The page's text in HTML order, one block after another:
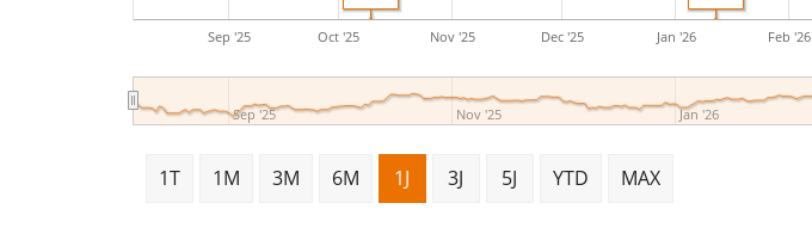
Sep '25 Oct '25 Nov '25 Dec '25 Jan '26 Feb '26
Sep '25 Nov '25 Jan '26
1T 1M 3M 6M 1J 3J 5J YTD MAX